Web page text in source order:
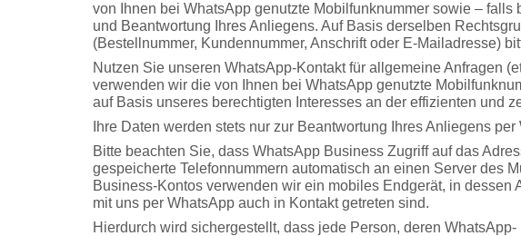
von Ihnen bei WhatsApp genutzte Mobilfunknummer sowie –
und Beantwortung Ihres Anliegens. Auf Basis derselben
(Bestellnummer, Kundennummer, Anschrift oder E-Mailadresse)
Nutzen Sie unseren WhatsApp-Kontakt für allgemeine Anfragen
verwenden wir die von Ihnen bei WhatsApp genutzte
auf Basis unseres berechtigten Interesses an der effizienten und
Ihre Daten werden stets nur zur Beantwortung Ihres Anliegens
Bitte beachten Sie, dass WhatsApp Business Zugriff auf das
gespeicherte Telefonnummern automatisch an einen Server des
Business-Kontos verwenden wir ein mobiles Endgerät, in
mit uns per WhatsApp auch in Kontakt getreten sind.
Hierdurch wird sichergestellt, dass jede Person, deren